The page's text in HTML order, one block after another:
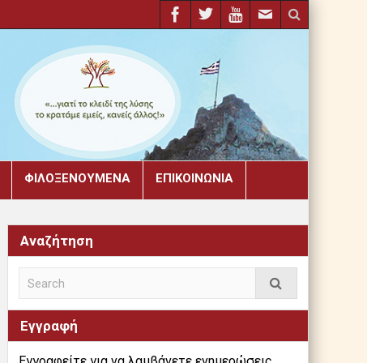
ΦΙΛΟΞΕΝΟΎΜΕΝΑ ΕΠΙΚΟΙΝΩΝΊΑ
Αναζήτηση
Εγγραφή